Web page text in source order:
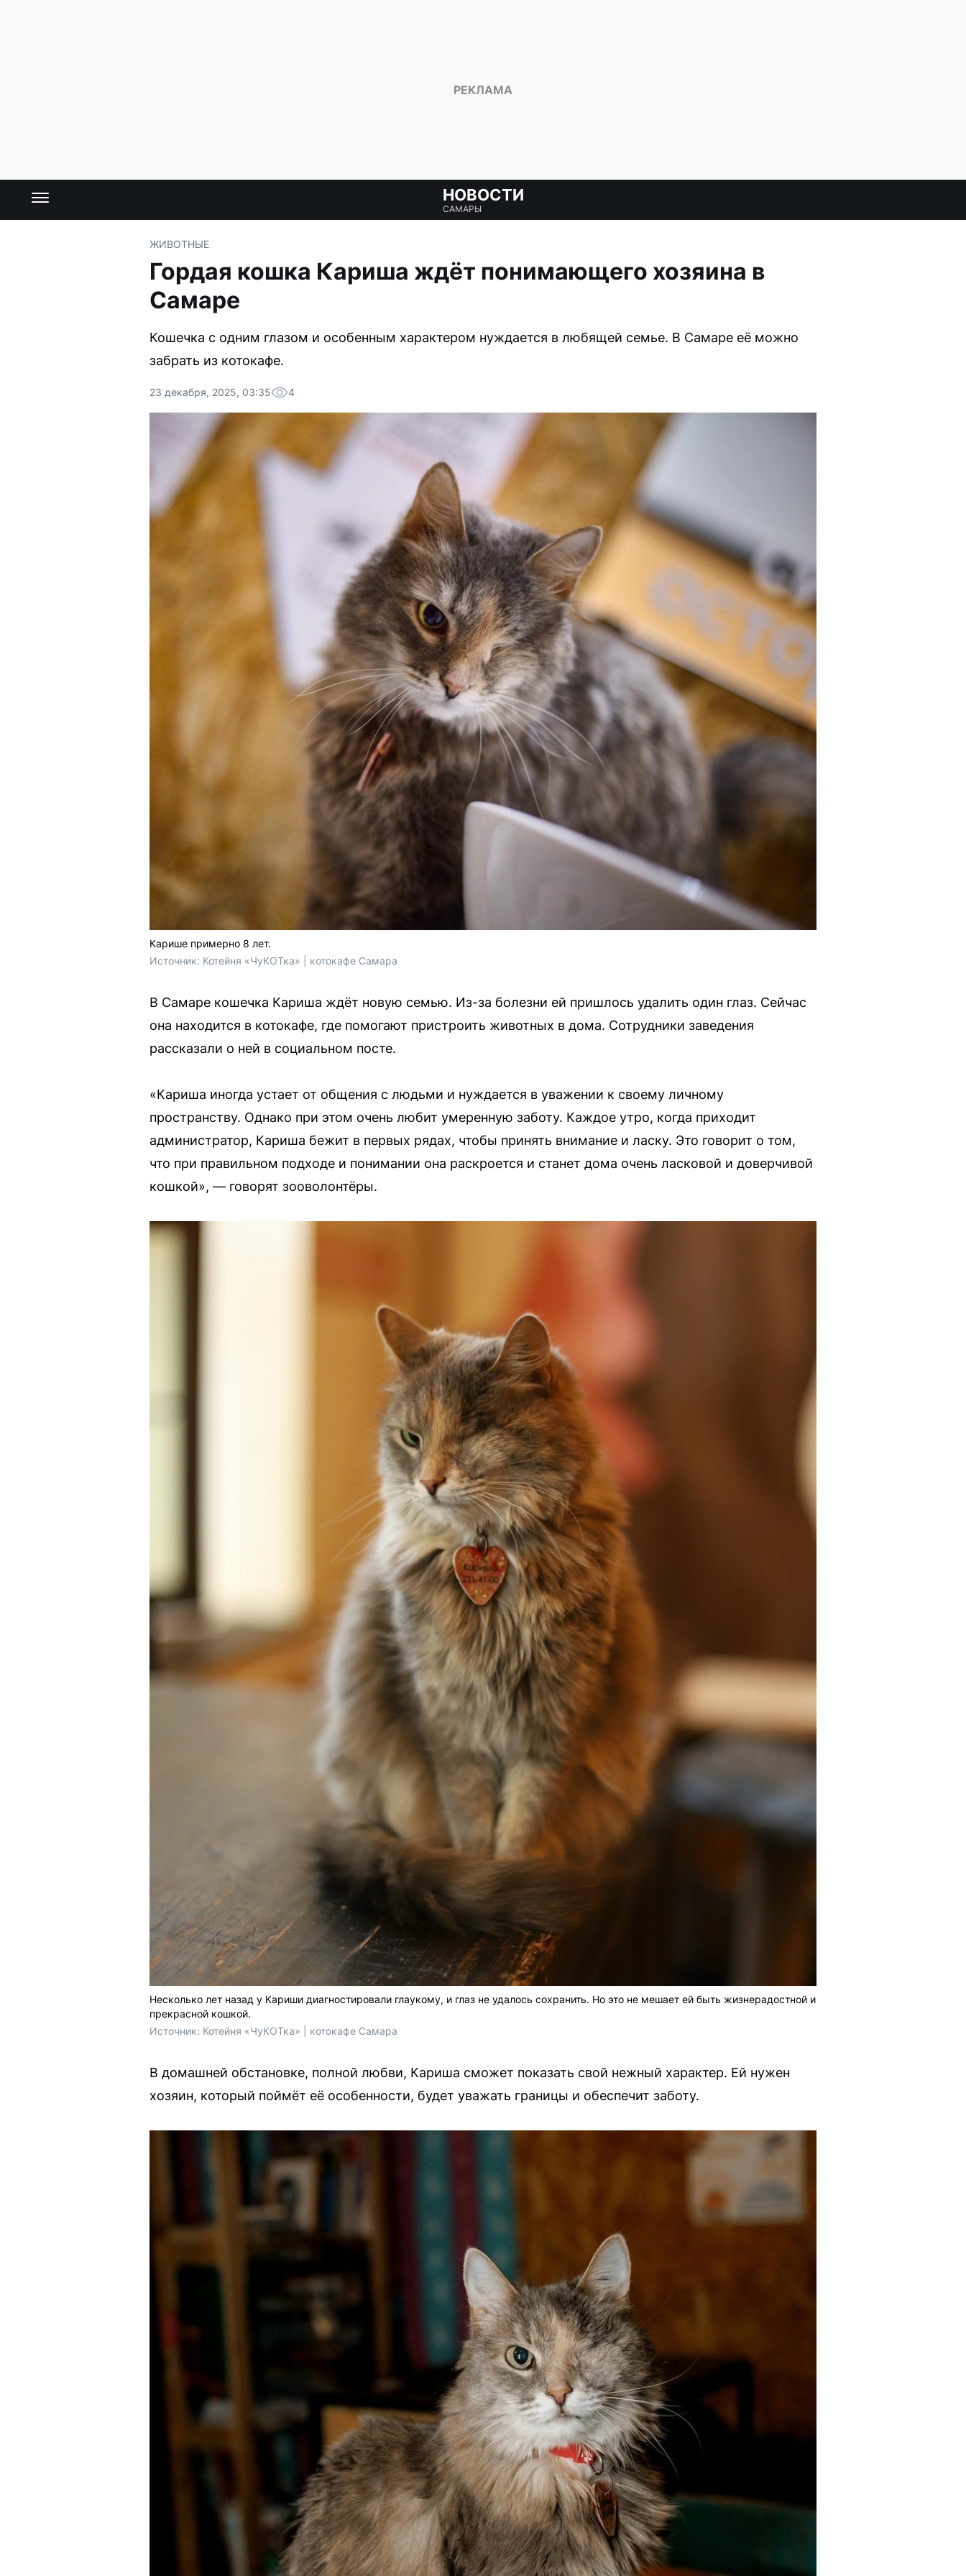
НОВОСТИ
САМАРЫ
ЖИВОТНЫЕ
Гордая кошка Кариша ждёт понимающего хозяина в
Самаре
Кошечка с одним глазом и особенным характером нуждается в любящей семье. В Самаре её можно
забрать из котокафе.
23 декабря, 2025, 03:35 4
Карише примерно 8 лет.
Источник: Котейня «ЧуКОТка» | котокафе Самара
В Самаре кошечка Кариша ждёт новую семью. Из-за болезни ей пришлось удалить один глаз. Сейчас
она находится в котокафе, где помогают пристроить животных в дома. Сотрудники заведения
рассказали о ней в социальном посте.
«Кариша иногда устает от общения с людьми и нуждается в уважении к своему личному
пространству. Однако при этом очень любит умеренную заботу. Каждое утро, когда приходит
администратор, Кариша бежит в первых рядах, чтобы принять внимание и ласку. Это говорит о том,
что при правильном подходе и понимании она раскроется и станет дома очень ласковой и доверчивой
кошкой», — говорят зооволонтёры.
Несколько лет назад у Кариши диагностировали глаукому, и глаз не удалось сохранить. Но это не мешает ей быть жизнерадостной и
прекрасной кошкой.
Источник: Котейня «ЧуКОТка» | котокафе Самара
В домашней обстановке, полной любви, Кариша сможет показать свой нежный характер. Ей нужен
хозяин, который поймёт её особенности, будет уважать границы и обеспечит заботу.